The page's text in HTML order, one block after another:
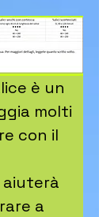
è un
molti
con il
aiuterà
a